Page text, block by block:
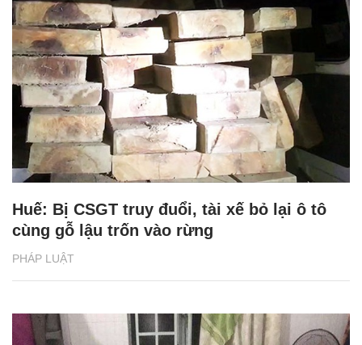
PHÁP LUẬT
Huế: Bị CSGT truy đuổi, tài xế bỏ lại ô tô
cùng gỗ lậu trốn vào rừng